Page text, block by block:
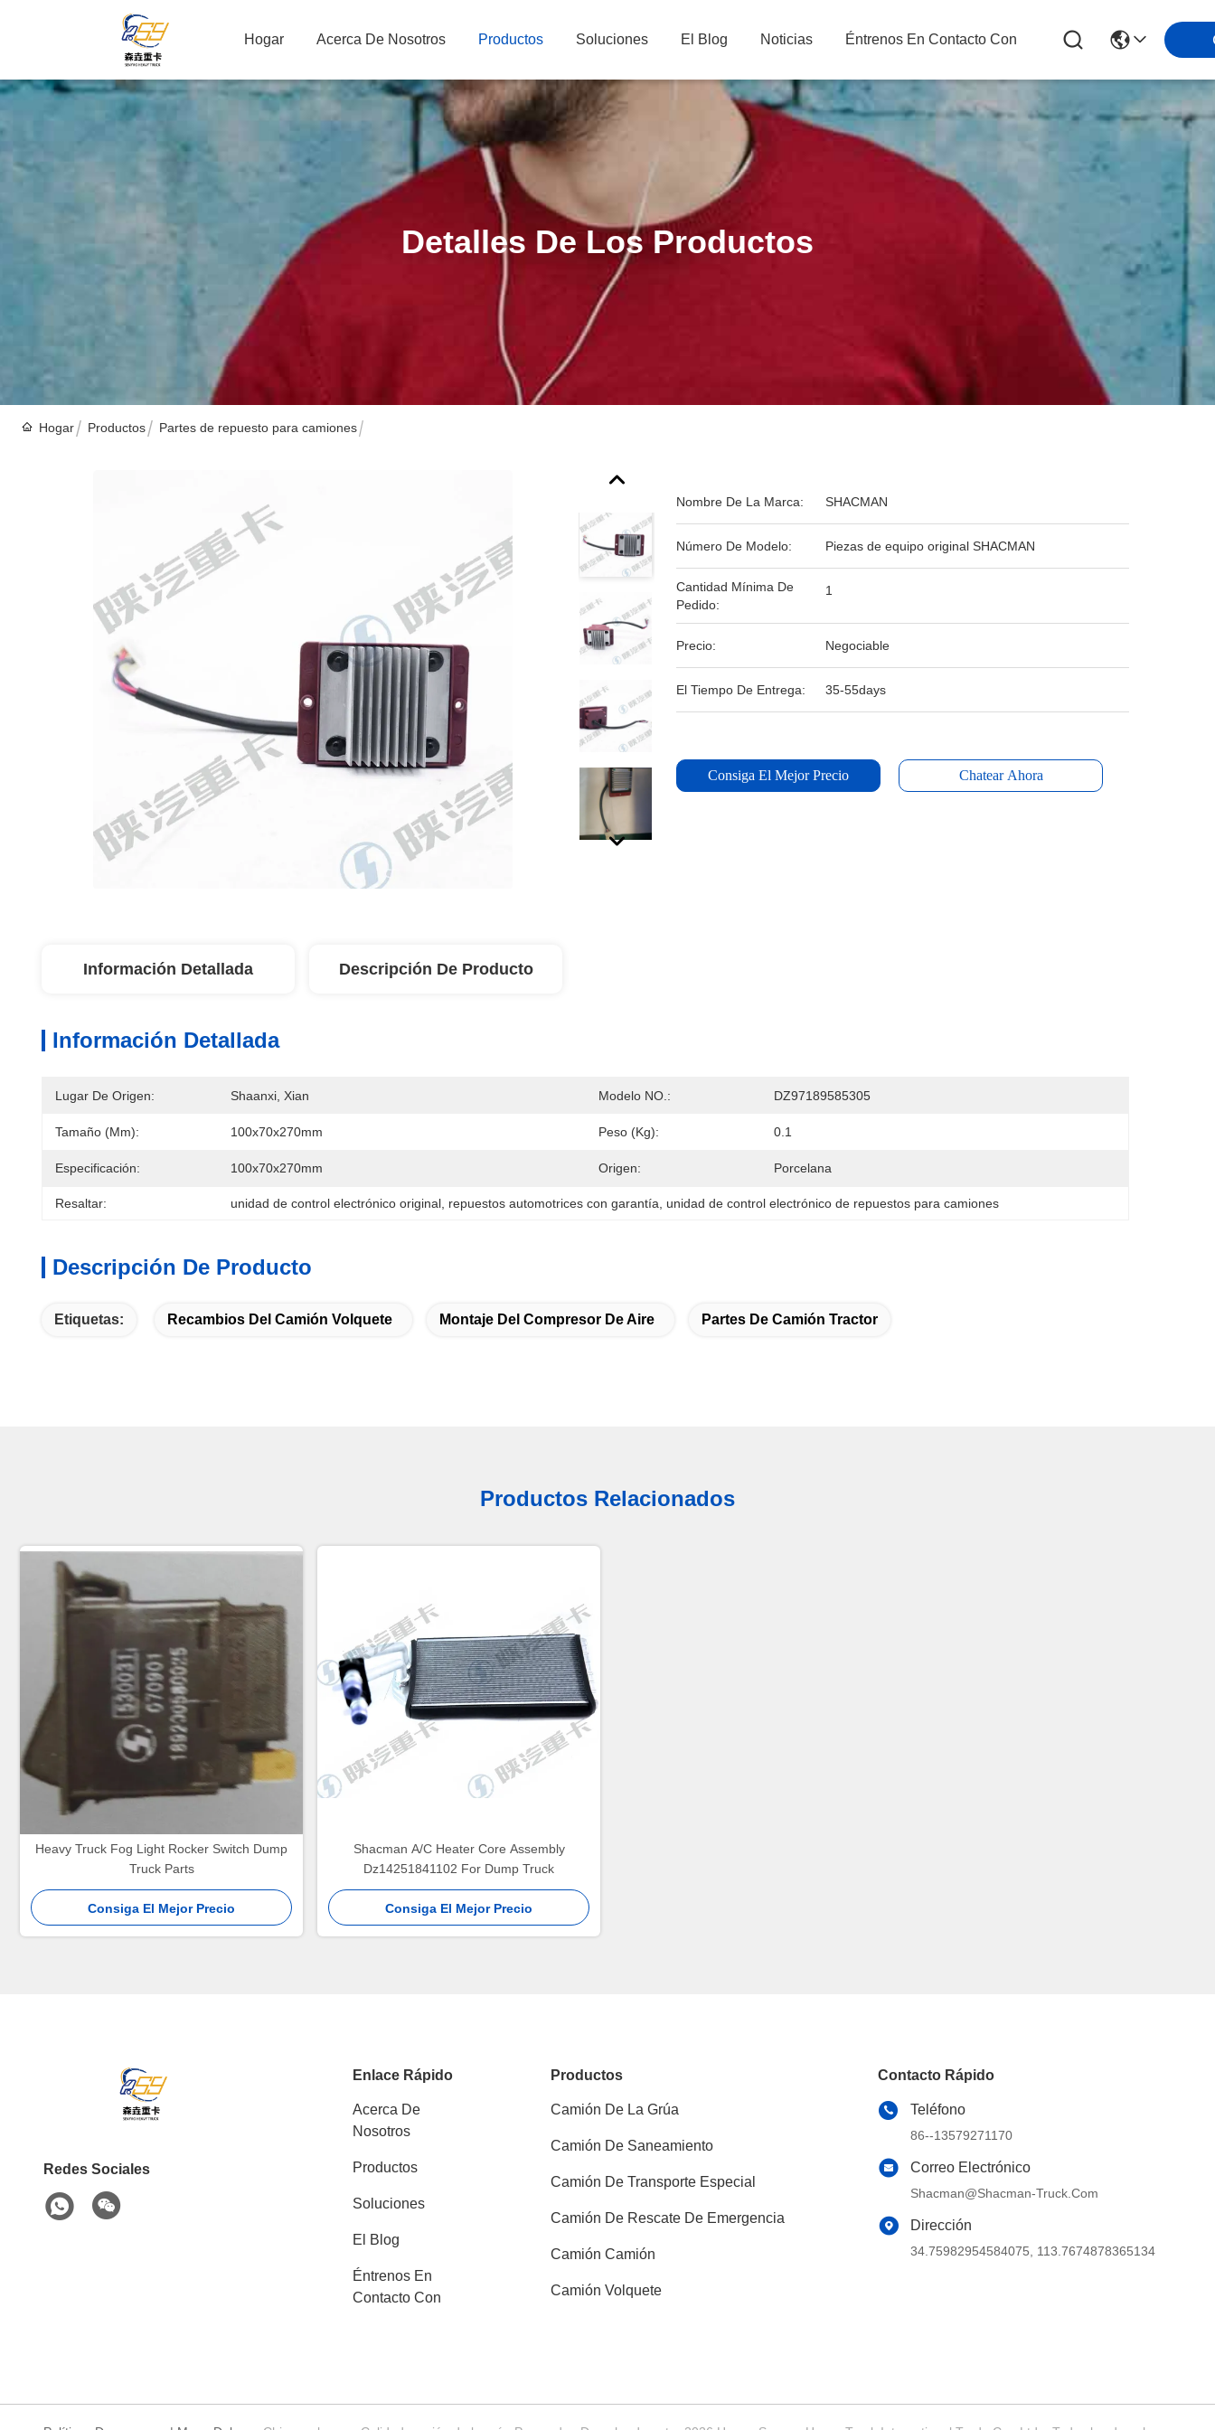
Hogar Acerca De Nosotros Productos Soluciones El Blog Noticias Éntrenos En Contacto Con
Detalles De Los Productos
Hogar Productos Partes de repuesto para camiones
Nombre De La Marca: SHACMAN
Número De Modelo: Piezas de equipo original SHACMAN
Cantidad Mínima De
Pedido:
1
Precio: Negociable
El Tiempo De Entrega: 35-55days
Consiga El Mejor Precio Chatear Ahora
Información Detallada Descripción De Producto
Información Detallada
Lugar De Origen: Shaanxi, Xian Modelo NO.: DZ97189585305
Tamaño (mm): 100x70x270mm Peso (kg): 0.1
Especificación: 100x70x270mm Origen: Porcelana
Resaltar: unidad de control electrónico original repuestos automotrices con garantía unidad de control electrónico de repuestos para camiones
Descripción De Producto
Etiquetas: Recambios Del Camión Volquete Montaje Del Compresor De Aire Partes De Camión Tractor
Productos Relacionados
Heavy Truck Fog Light Rocker Switch Dump
Truck Parts
Consiga El Mejor Precio
Shacman A/C Heater Core Assembly
Dz14251841102 For Dump Truck
Consiga El Mejor Precio
Redes Sociales
Enlace Rápido
Acerca De
Nosotros
Productos
Soluciones
El Blog
Éntrenos En
Contacto Con
Productos
Camión De La Grúa
Camión De Saneamiento
Camión De Transporte Especial
Camión De Rescate De Emergencia
Camión Camión
Camión Volquete
Contacto Rápido
Teléfono
86--13579271170
Correo Electrónico
Shacman@shacman-Truck.com
Dirección
34.75982954584075, 113.7674878365134